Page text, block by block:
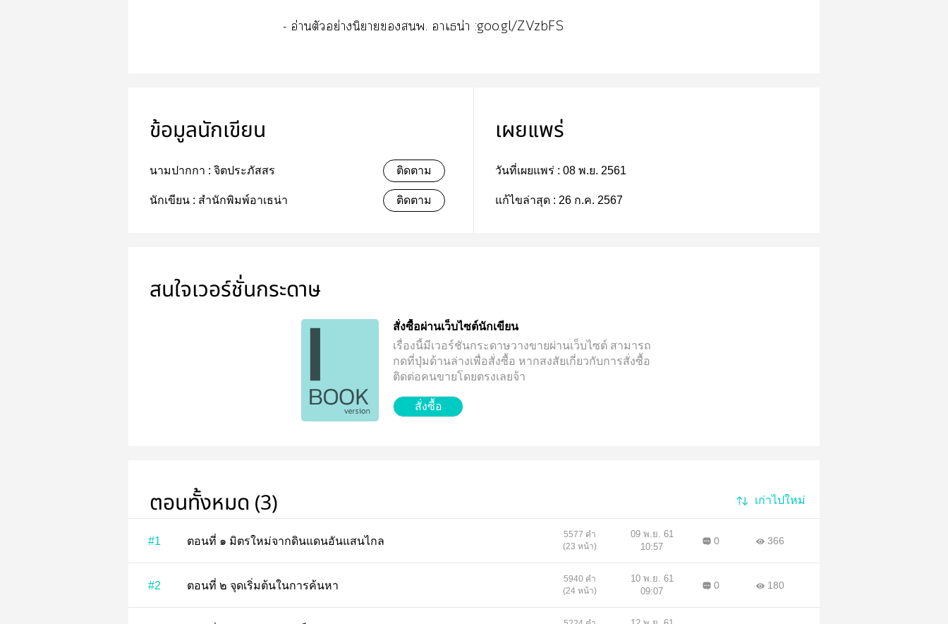
- อ่านตัวอย่างนิยายพ. าเธน่า :goo.gl/ZVzbFS
ข้อมูลนักเขียน
นามปากกา : จิตประภัสสร ติดตาม
นักเขียน : สำนักพิมพ์อาเธน่า ติดตาม
เผยแพร่
วันที่เผยแพร่ : 08 พ.ย. 2561
แก้ไขล่าสุด : 26 ก.ค. 2567
สนใจเวอร์ชั่นกระดาษ
สั่งซื้อผ่านเว็บไซต์นักเขียน
เรื่องนี้มีเวอร์ชันกระดาษวางขายผ่านเว็บไซต์ สามารถ
กดที่ปุ่มด้านล่างเพื่อสั่งซื้อ หากสงสัยเกี่ยวกับการสั่งซื้อ
ติดต่อคนขายโดยตรงเลยจ้า
สั่งซื้อ
ตอนทั้งหมด (3) เก่าไปใหม่
#1 ตอนที่ ๑ มิตรใหม่จากดินแดนอันแสนไกล
5577 คำ
(23 หน้า)
09 พ.ย. 61
10:57
0 366
#2 ตอนที่ ๒ จุดเริ่มต้นในการค้นหา
5940 คำ
(24 หน้า)
10 พ.ย. 61
09:07
0 180